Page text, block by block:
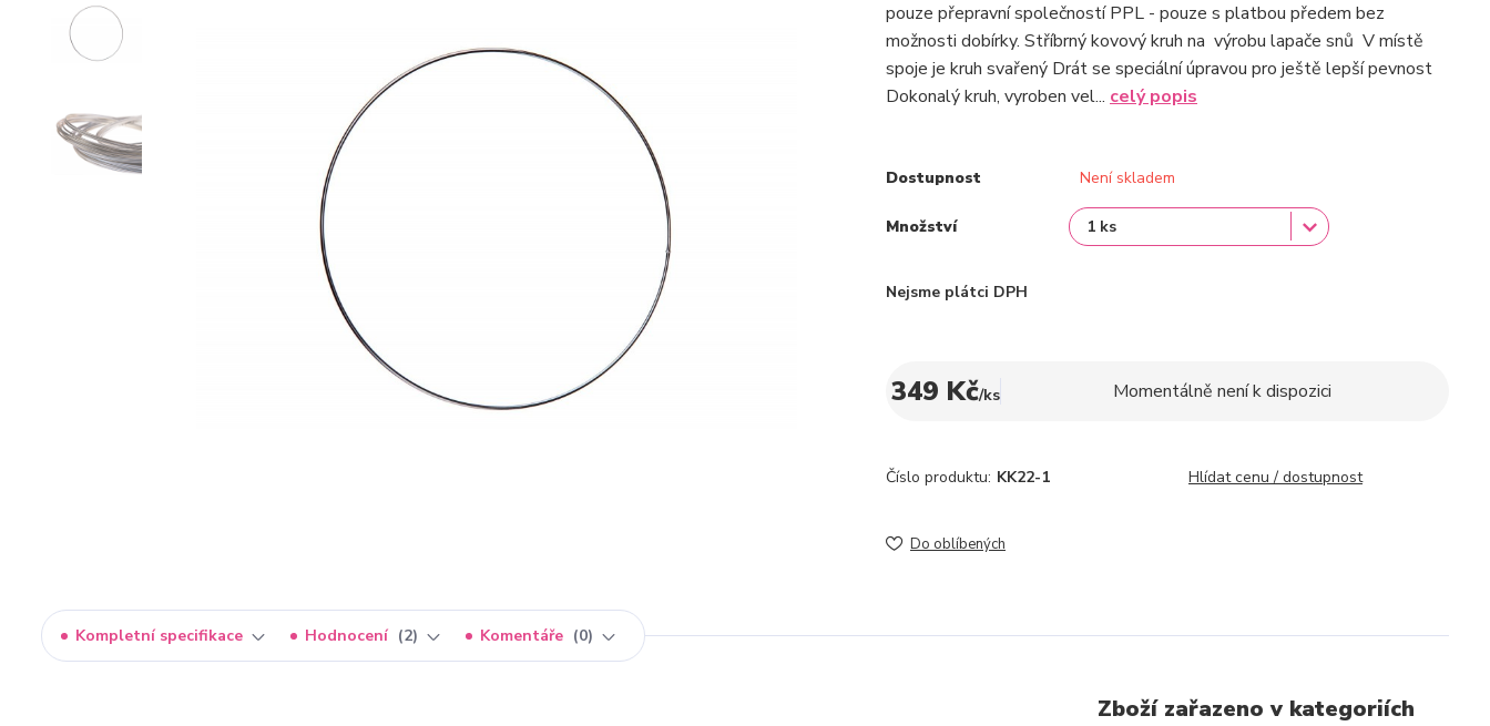
pouze přepravní společností PPL - pouze s platbou předem bez
možnosti dobírky. Stříbrný kovový kruh na výrobu lapače snů V místě
spoje je kruh svařený Drát se speciální úpravou pro ještě lepší pevnost
Dokonalý kruh, vyroben vel... celý popis
Dostupnost Není skladem
Množství
Nejsme plátci DPH
349 Kč/ks Momentálně není k dispozici
Číslo produktu: KK22-1 Hlídat cenu / dostupnost
Do oblíbených
Kompletní specifikace Hodnocení 2 Komentáře 0
Zboží zařazeno v kategoriích